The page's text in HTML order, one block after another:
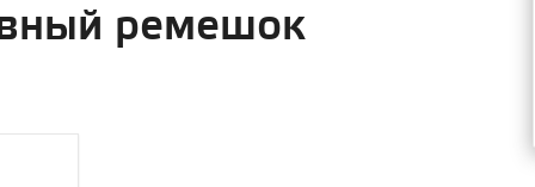
ремешок